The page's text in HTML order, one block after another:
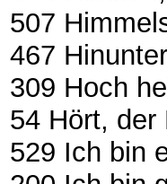
507
467
309 Hoch
54 Hört,
529 Ich bin